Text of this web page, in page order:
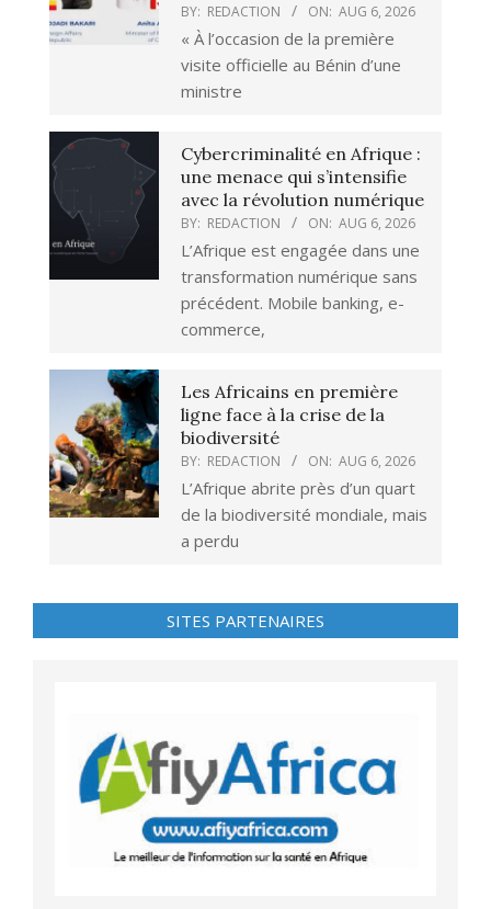
BY: REDACTION ON: AUG 6, 2026
« À l’occasion de la première
visite officielle au Bénin d’une
ministre
Cybercriminalité en Afrique :
une menace qui s’intensifie
avec la révolution numérique
BY: REDACTION ON: AUG 6, 2026
L’Afrique est engagée dans une
transformation numérique sans
précédent. Mobile banking, e-
commerce,
Les Africains en première
ligne face à la crise de la
biodiversité
BY: REDACTION ON: AUG 6, 2026
L’Afrique abrite près d’un quart
de la biodiversité mondiale, mais
a perdu
SITES PARTENAIRES